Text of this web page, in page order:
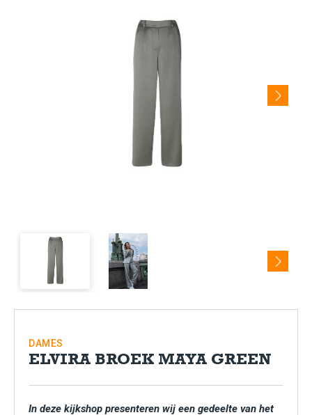
Next
Next
DAMES
ELVIRA BROEK MAYA GREEN
In deze kijkshop presenteren wij een gedeelte van het